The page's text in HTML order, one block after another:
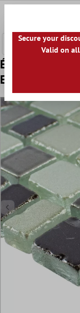
Échantillon
Economy Gris
Secure your
Valid on